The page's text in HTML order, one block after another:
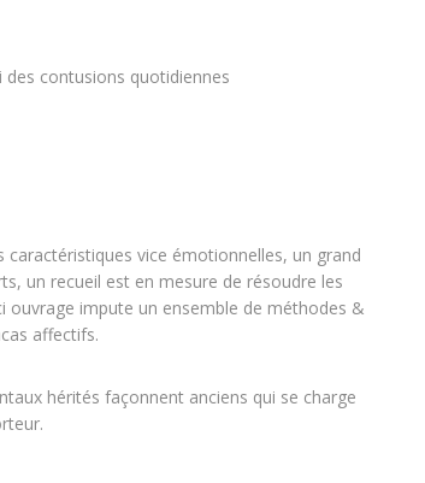
des contusions quotidiennes
caractéristiques vice émotionnelles, un grand
un recueil est en mesure de résoudre les
ouvrage impute un ensemble de méthodes &
affectifs.
hérités façonnent anciens qui se charge